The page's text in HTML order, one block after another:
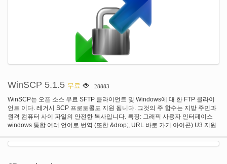
수 있습니다. 토런트 사이트를 통해 또는 내에서 새로운 급류 나 자석 파일
(Azureus와 호환)을 추가할 수 있습니다 비트 토 런 트. 고급 기능 중 일부를 포
함: 대역폭 리 미터 데이터 전송 할당량 제한 다운로드 스케줄러 IP 차단 목록 자
석 URI 데이터 전송 할당량 제한 프록시 지원 웹 인터페이스 여러 언어
WinSCP 5.1.5 무료 28883
WinSCP는 오픈 소스 무료 SFTP 클라이언트 및 Windows에 대 한 FTP 클라이
언트 이다. 레거시 SCP 프로토콜도 지원 됩니다. 그것의 주 함수는 지방 주민과
원격 컴퓨터 사이 파일의 안전한 복사입니다. 특징: 그래픽 사용자 인터페이스
windows 통합 여러 언어로 번역 (또한 &drop;, URL 바로 가기 아이콘) U3 지원
배치 파일 스크립팅 및 명령줄 인터페이스에서 디렉터리 동기화 여러 세미 또는